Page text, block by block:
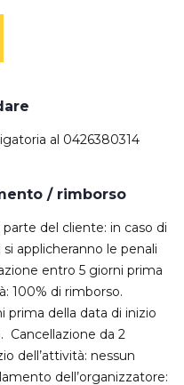
al 0426380314
/ rimborso
del cliente: in caso di
applicheranno le penali
entro 5 giorni prima
100% di rimborso.
prima della data di inizio
Cancellazione da 2
dell’attività: nessun
dell’organizzatore: